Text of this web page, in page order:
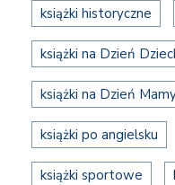
książki historyczne
książki na Dzień
książki na Dzień
książki po angielsku
książki sportowe